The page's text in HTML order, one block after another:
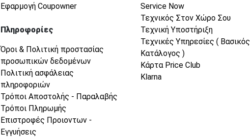
Εφαρμογή Coupowner
Πληροφορίες
Όροι & Πολιτική προστασίας
προσωπικών δεδομένων
Πολιτική ασφάλειας
πληροφοριών
Τρόποι Αποστολής - Παραλαβής
Τρόποι Πληρωμής
Επιστροφές Προιοντων -
Εγγυήσεις
Service Now
Τεχνικός Στον Χώρο Σου
Τεχνική Υποστήριξη
Τεχνικές Υπηρεσίες ( Βασικός
Κατάλογος )
Κάρτα Price Club
Klarna